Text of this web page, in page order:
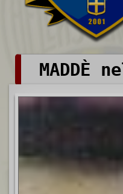
MADDÈ